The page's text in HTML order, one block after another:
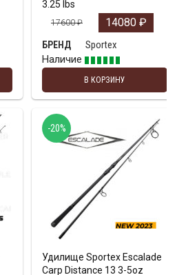
3.25 lbs
17600₽ 14080 ₽
БРЕНД
Sportex
Наличие
В КОРЗИНУ
Удилище Sportex Escalade
Carp Distance 13 3-5oz
-20%